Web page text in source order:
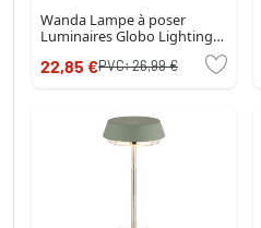
Wanda Lampe à poser
Luminaires Globo Lighting
LED Transparent, 1 lumière
22,85 €PVC:26,99 €